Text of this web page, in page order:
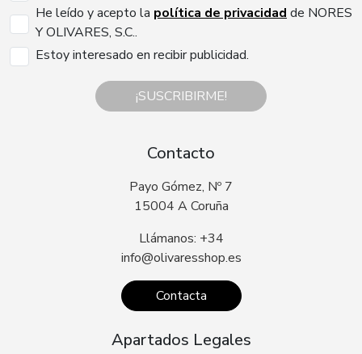
He leído y acepto la política de privacidad de NORES
Y OLIVARES, S.C..
Estoy interesado en recibir publicidad.
¡SUSCRIBIRME!
Contacto
Payo Gómez, Nº 7
15004 A Coruña
Llámanos: +34
info@olivaresshop.es
Contacta
Apartados Legales